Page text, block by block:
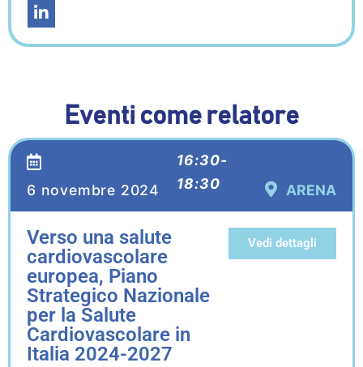
Eventi come relatore
6 novembre 2024
16:30-
18:30
ARENA
Verso una salute
cardiovascolare
europea, Piano
Strategico Nazionale
per la Salute
Cardiovascolare in
Italia 2024-2027
Vedi dettagli